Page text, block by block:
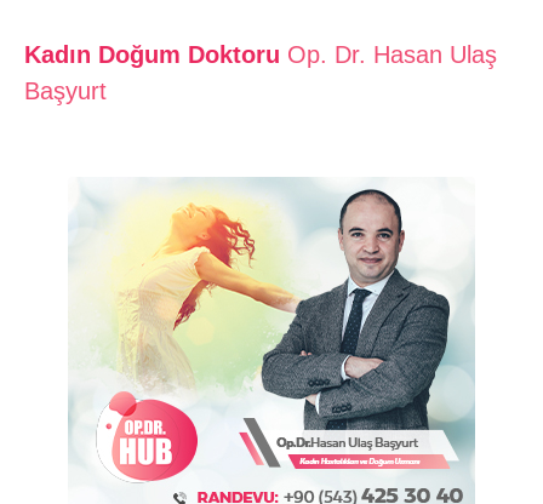
Kadın Doğum Doktoru Op. Dr. Hasan Ulaş
Başyurt